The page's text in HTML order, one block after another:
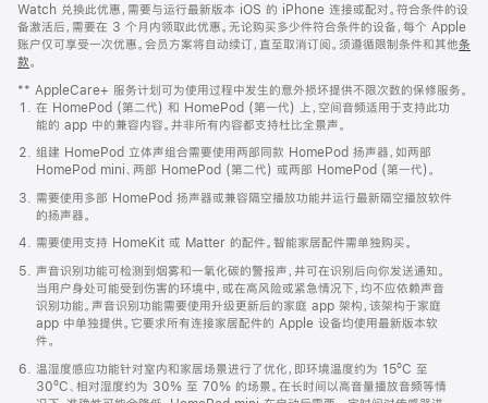
脚
Watch 兑换此优惠，需要与运行最新版本 iOS 的 iPhone 连接或配对。符合条件的设
备激活后，需要在 3 个月内领取此优惠。无论购买多少件符合条件的设备，每个 Apple
账户仅可享受一次优惠。会员方案将自动续订，直至取消订阅。须遵循限制条件和其他条
款。
窗
口
中
打
开)
** AppleCare+ 服务计划可为使用过程中发生的意外损坏提供不限次数的保修服务。
在 HomePod (第二代) 和 HomePod (第一代) 上，空间音频适用于支持此功
能的 app 中的兼容内容。并非所有内容都支持杜比全景声。
组建 HomePod 立体声组合需要使用两部同款 HomePod 扬声器，如两部
HomePod mini、两部 HomePod (第二代) 或两部 HomePod (第一代)。
需要使用多部 HomePod 扬声器或兼容隔空播放功能并运行最新隔空播放软件
的扬声器。
需要使用支持 HomeKit 或 Matter 的配件。智能家居配件需单独购买。
声音识别功能可检测到烟雾和一氧化碳的警报声，并可在识别后向你发送通知。
当用户身处可能受到伤害的环境中，或在高风险或紧急情况下，均不应依赖声音
识别功能。声音识别功能需要使用升级更新后的家庭 app 架构，该架构于家庭
app 中单独提供。它要求所有连接家居配件的 Apple 设备均使用最新版本软
件。
温湿度感应功能针对室内和家居场景进行了优化，即环境温度约为 15ºC 至
30ºC、相对湿度约为 30% 至 70% 的场景。在长时间以高音量播放音频等情